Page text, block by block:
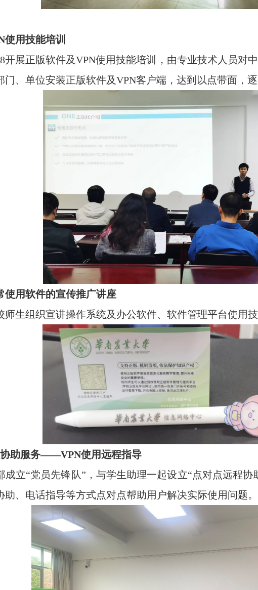
使用技能培训
开展正版软件及VPN使用技能培训，由专业技术人员对
门、单位安装正版软件及VPN客户端，达到以点带面，逐
使用软件的宣传推广讲座
生组织宣讲操作系统及办公软件、软件管理平台使用
协助服务——VPN使用远程指导
成立“党员先锋队”，与学生助理一起设立“点对点远程
、电话指导等方式点对点帮助用户解决实际使用问题。